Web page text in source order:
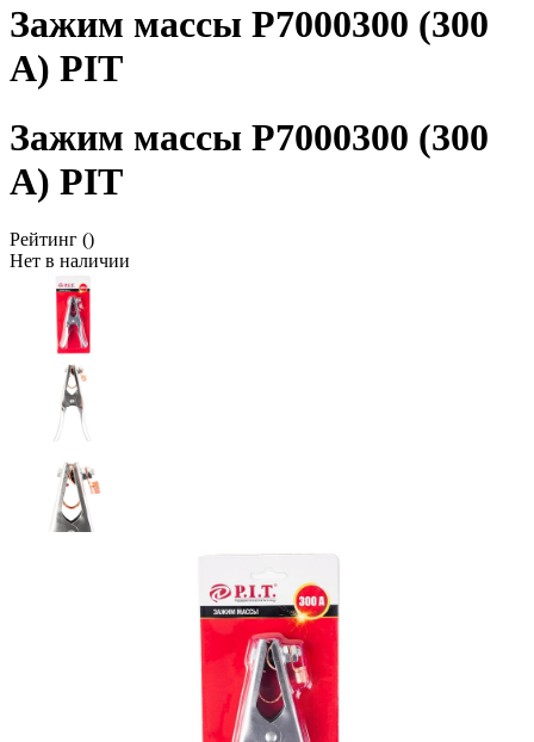
Зажим массы Р7000300 (300
А) PIT
Зажим массы Р7000300 (300
А) PIT
Рейтинг ()
Нет в наличии